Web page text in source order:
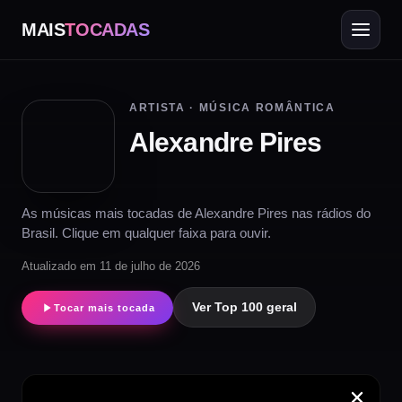
MAISTOCADAS
ARTISTA · MÚSICA ROMÂNTICA
Alexandre Pires
As músicas mais tocadas de Alexandre Pires nas rádios do
Brasil. Clique em qualquer faixa para ouvir.
Atualizado em 11 de julho de 2026
Tocar mais tocada Ver Top 100 geral